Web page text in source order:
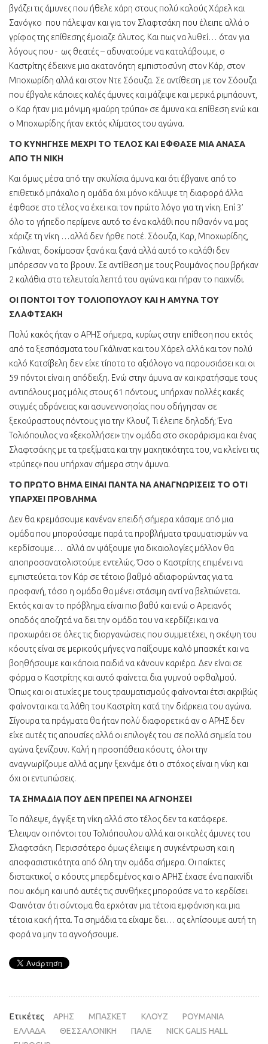
βγάζει τις άμυνες που ήθελε χάρη στους πολύ καλούς Χάρελ και
Σανόγκο που πάλεψαν και για τον Σλαφτσάκη που έλειπε αλλά ο
γρίφος της επίθεσης έμοιαζε άλυτος. Και πως να λυθεί… όταν για
λόγους που - ως θεατές – αδυνατούμε να καταλάβουμε, ο
Καστρίτης έδειχνε μια ακατανόητη εμπιστοσύνη στον Κάρ, στον
Μποχωρίδη αλλά και στον Ντε Σόουζα. Σε αντίθεση με τον Σόουζα
που έβγαλε κάποιες καλές άμυνες και μάζεψε και μερικά ριμπάουντ,
ο Καρ ήταν μια μόνιμη «μαύρη τρύπα» σε άμυνα και επίθεση ενώ και
ο Μποχωρίδης ήταν εκτός κλίματος του αγώνα.
ΤΟ ΚΥΝΗΓΗΣΕ ΜΕΧΡΙ ΤΟ ΤΕΛΟΣ ΚΑΙ ΕΦΘΑΣΕ ΜΙΑ ΑΝΑΣΑ
ΑΠΟ ΤΗ ΝΙΚΗ
Και όμως μέσα από την σκυλίσια άμυνα και ότι έβγαινε από το
επιθετικό μπάχαλο η ομάδα όχι μόνο κάλυψε τη διαφορά άλλα
έφθασε στο τέλος να έχει και τον πρώτο λόγο για τη νίκη. Επί 3’
όλο το γήπεδο περίμενε αυτό το ένα καλάθι που πιθανόν να μας
χάριζε τη νίκη …αλλά δεν ήρθε ποτέ. Σόουζα, Καρ, Μποχωρίδης,
Γκάλινατ, δοκίμασαν ξανά και ξανά αλλά αυτό το καλάθι δεν
μπόρεσαν να το βρουν. Σε αντίθεση με τους Ρουμάνος που βρήκαν
2 καλάθια στα τελευταία λεπτά του αγώνα και πήραν το παιχνίδι.
ΟΙ ΠΟΝΤΟΙ ΤΟΥ ΤΟΛΙΟΠΟΥΛΟΥ ΚΑΙ Η ΑΜΥΝΑ ΤΟΥ
ΣΛΑΦΤΣΑΚΗ
Πολύ κακός ήταν ο ΑΡΗΣ σήμερα, κυρίως στην επίθεση που εκτός
από τα ξεσπάσματα του Γκάλινατ και του Χάρελ αλλά και τον πολύ
καλό Κατσίβελη δεν είχε τίποτα το αξιόλογο να παρουσιάσει και οι
59 πόντοι είναι η απόδειξη. Ενώ στην άμυνα αν και κρατήσαμε τους
αντιπάλους μας μόλις στους 61 πόντους, υπήρχαν πολλές κακές
στιγμές αδράνειας και ασυνεννοησίας που οδήγησαν σε
ξεκούραστους πόντους για την Κλουζ. Τι έλειπε δηλαδή; Ένα
Τολιόπουλος να «ξεκολλήσει» την ομάδα στο σκοράρισμα και ένας
Σλαφτσάκης με τα τρεξίματα και την μαχητικότητα του, να κλείνει τις
«τρύπες» που υπήρχαν σήμερα στην άμυνα.
ΤΟ ΠΡΩΤΟ ΒΗΜΑ ΕΙΝΑΙ ΠΑΝΤΑ ΝΑ ΑΝΑΓΝΩΡΙΣΕΙΣ ΤΟ ΟΤΙ
ΥΠΑΡΧΕΙ ΠΡΟΒΛΗΜΑ
Δεν θα κρεμάσουμε κανέναν επειδή σήμερα χάσαμε από μια
ομάδα που μπορούσαμε παρά τα προβλήματα τραυματισμών να
κερδίσουμε… αλλά αν ψάξουμε για δικαιολογίες μάλλον θα
αποπροσανατολιστούμε εντελώς. Όσο ο Καστρίτης επιμένει να
εμπιστεύεται τον Κάρ σε τέτοιο βαθμό αδιαφορώντας για τα
προφανή, τόσο η ομάδα θα μένει στάσιμη αντί να βελτιώνεται.
Εκτός και αν το πρόβλημα είναι πιο βαθύ και ενώ ο Αρειανός
οπαδός αποζητά να δει την ομάδα του να κερδίζει και να
προχωράει σε όλες τις διοργανώσεις που συμμετέχει, η σκέψη του
κόουτς είναι σε μερικούς μήνες να παίξουμε καλό μπασκέτ και να
βοηθήσουμε και κάποια παιδιά να κάνουν καριέρα. Δεν είναι σε
φόρμα ο Καστρίτης και αυτό φαίνεται δια γυμνού οφθαλμού.
Όπως και οι ατυχίες με τους τραυματισμούς φαίνονται έτσι ακριβώς
φαίνονται και τα λάθη του Καστρίτη κατά την διάρκεια του αγώνα.
Σίγουρα τα πράγματα θα ήταν πολύ διαφορετικά αν ο ΑΡΗΣ δεν
είχε αυτές τις απουσίες αλλά οι επιλογές του σε πολλά σημεία του
αγώνα ξενίζουν. Καλή η προσπάθεια κόουτς, όλοι την
αναγνωρίζουμε αλλά ας μην ξεχνάμε ότι ο στόχος είναι η νίκη και
όχι οι εντυπώσεις.
ΤΑ ΣΗΜΑΔΙΑ ΠΟΥ ΔΕΝ ΠΡΕΠΕΙ ΝΑ ΑΓΝΟΗΣΕΙ
Το πάλεψε, άγγιξε τη νίκη αλλά στο τέλος δεν τα κατάφερε.
Έλειψαν οι πόντοι του Τολιόπουλου αλλά και οι καλές άμυνες του
Σλαφτσάκη. Περισσότερο όμως έλειψε η συγκέντρωση και η
αποφασιστικότητα από όλη την ομάδα σήμερα. Οι παίκτες
διστακτικοί, ο κόουτς μπερδεμένος και ο ΑΡΗΣ έχασε ένα παιχνίδι
που ακόμη και υπό αυτές τις συνθήκες μπορούσε να το κερδίσει.
Φαινόταν ότι σύντομα θα ερχόταν μια τέτοια εμφάνιση και μια
τέτοια κακή ήττα. Τα σημάδια τα είχαμε δει… ας ελπίσουμε αυτή τη
φορά να μην τα αγνοήσουμε.
Ετικέτες ΑΡΗΣ ΜΠΑΣΚΕΤ ΚΛΟΥΖ
ΡΟΥΜΑΝΙΑ
ΕΛΛΑΔΑ
ΘΕΣΣΑΛΟΝΙΚΗ ΠΑΛΕ
NICK GALIS HALL